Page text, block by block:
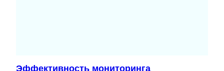
Эффективность мониторинга